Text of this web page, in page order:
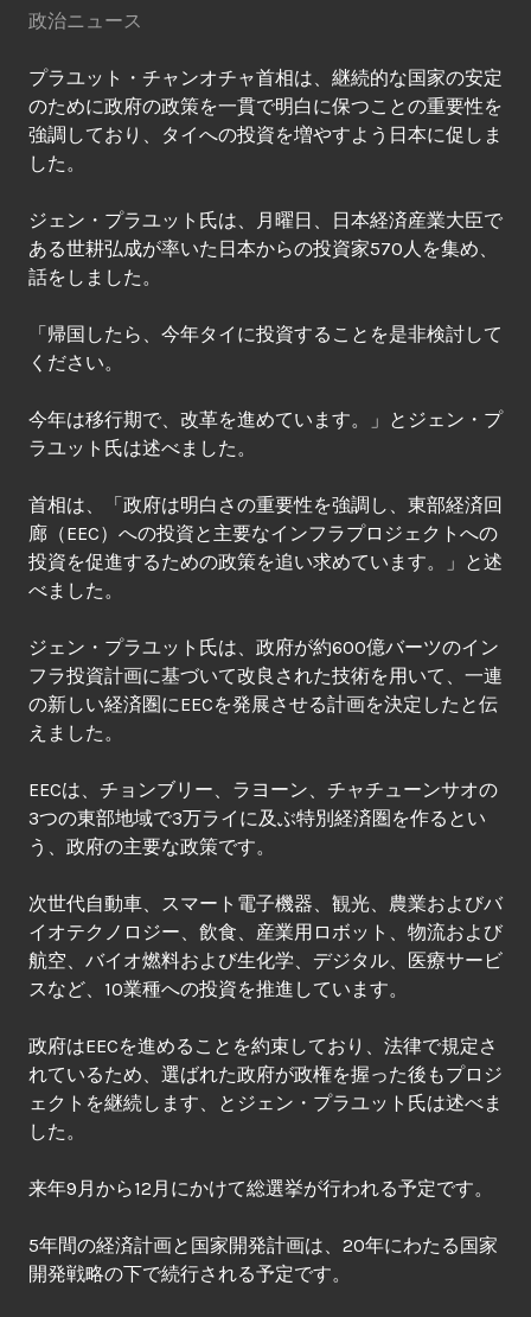
政治ニュース
プラユット・チャンオチャ首相は、継続的な国家の安定
のために政府の政策を一貫で明白に保つことの重要性を
強調しており、タイへの投資を増やすよう日本に促しま
した。
ジェン・プラユット氏は、月曜日、日本経済産業大臣で
ある世耕弘成が率いた日本からの投資家570人を集め、
話をしました。
「帰国したら、今年タイに投資することを是非検討して
ください。
今年は移行期で、改革を進めています。」とジェン・プ
ラユット氏は述べました。
首相は、「政府は明白さの重要性を強調し、東部経済回
廊（EEC）への投資と主要なインフラプロジェクトへの
投資を促進するための政策を追い求めています。」と述
べました。
ジェン・プラユット氏は、政府が約600億バーツのイン
フラ投資計画に基づいて改良された技術を用いて、一連
の新しい経済圏にEECを発展させる計画を決定したと伝
えました。
EECは、チョンブリー、ラヨーン、チャチューンサオの
3つの東部地域で3万ライに及ぶ特別経済圏を作るとい
う、政府の主要な政策です。
次世代自動車、スマート電子機器、観光、農業およびバ
イオテクノロジー、飲食、産業用ロボット、物流および
航空、バイオ燃料および生化学、デジタル、医療サービ
スなど、10業種への投資を推進しています。
政府はEECを進めることを約束しており、法律で規定さ
れているため、選ばれた政府が政権を握った後もプロジ
ェクトを継続します、とジェン・プラユット氏は述べま
した。
来年9月から12月にかけて総選挙が行われる予定です。
5年間の経済計画と国家開発計画は、20年にわたる国家
開発戦略の下で続行される予定です。